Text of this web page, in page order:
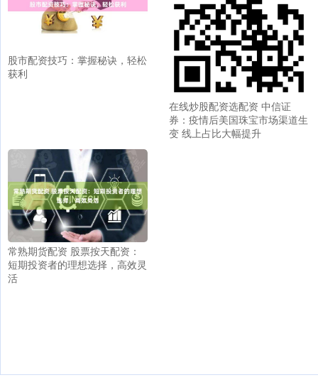
股市配资技巧：掌握秘诀，轻松
获利
在线炒股配资选配资 中信证
券：疫情后美国珠宝市场渠道生
变 线上占比大幅提升
常熟期货配资 股票按天配资：
短期投资者的理想选择，高效灵
活